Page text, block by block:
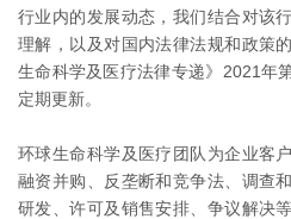
行业内的发展动态，我们结合对该
理解，以及对国内法律法规和政策
生命科学及医疗法律专递》2021年
定期更新。
环球生命科学及医疗团队为企业客
融资并购、反垄断和竞争法、调查
研发、许可及销售安排、争议解决